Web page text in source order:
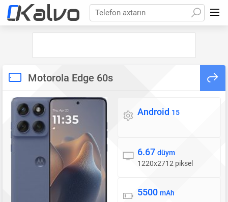
Telefon axtarın
Motorola Edge 60s
Əməliyyat sistemi
Android 15
Ekran
6.67 düym
1220x2712 piksel
Batareya
5500 mAh